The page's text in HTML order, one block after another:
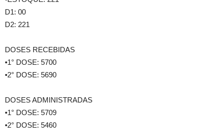
D1: 00
D2: 221
DOSES RECEBIDAS
•1° DOSE: 5700
•2° DOSE: 5690
DOSES ADMINISTRADAS
•1° DOSE: 5709
•2° DOSE: 5460